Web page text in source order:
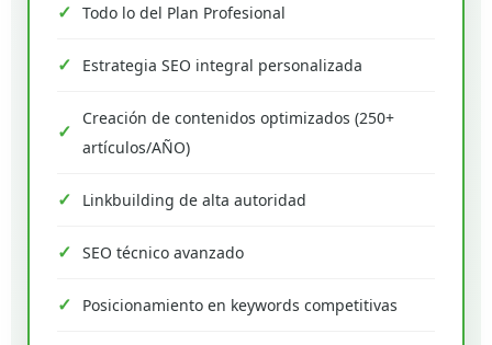
Todo lo del Plan Profesional
Estrategia SEO integral personalizada
Creación de contenidos optimizados (250+
artículos/AÑO)
Linkbuilding de alta autoridad
SEO técnico avanzado
Posicionamiento en keywords competitivas